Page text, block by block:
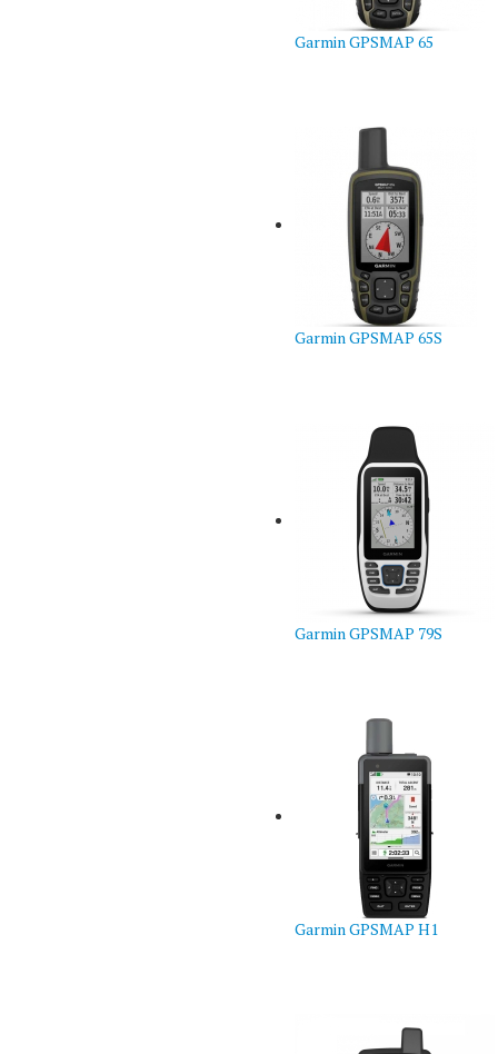
Garmin GPSMAP 65
Garmin GPSMAP 65S
Garmin GPSMAP 79S
Garmin GPSMAP H1